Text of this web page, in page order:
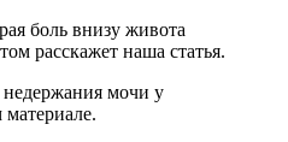
боль внизу живота
расскажет наша статья.
недержания мочи у